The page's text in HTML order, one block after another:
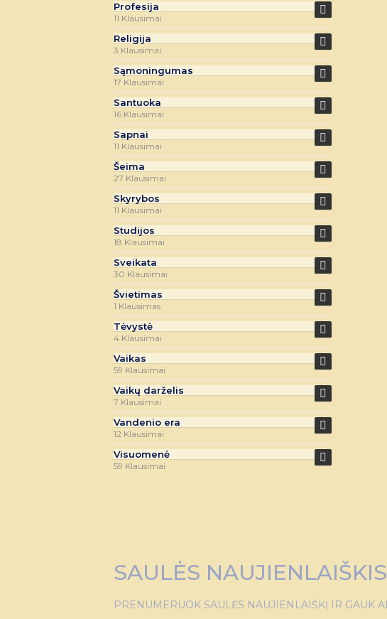
Profesija
11 Klausimai
Religija
3 Klausimai
Sąmoningumas
17 Klausimai
Santuoka
16 Klausimai
Sapnai
11 Klausimai
Šeima
27 Klausimai
Skyrybos
11 Klausimai
Studijos
18 Klausimai
Sveikata
30 Klausimai
Švietimas
1 Klausimas
Tėvystė
4 Klausimai
Vaikas
59 Klausimai
Vaikų darželis
7 Klausimai
Vandenio era
12 Klausimai
Visuomenė
59 Klausimai
SAULĖS NAUJIENLAIŠKIS
PRENUMERUOK SAULĖS NAUJIENLAIŠKĮ IR GAUK